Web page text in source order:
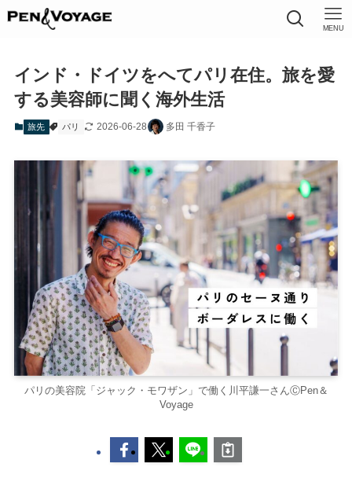
MENU
インド・ドイツをへてパリ在住。旅を愛
する美容師に聞く海外生活
旅先 パリ 2026-06-28 多田 千香子
パリの美容院「ジャック・モワザン」で働く川平謙一さんⒸPen＆
Voyage